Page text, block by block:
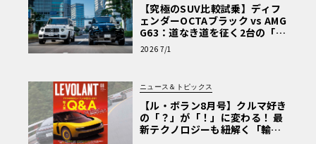
【究極のSUV比較試乗】ディフ
ェンダーOCTAブラック vs AMG
G63：道なき道を征く2台の「対
極的アプローチ」
2026 7/1
ニュース＆トピックス
【ル・ボラン8月号】クルマ好き
の「？」が「！」に変わる！ 最
新テクノロジーも紐解く「輸入